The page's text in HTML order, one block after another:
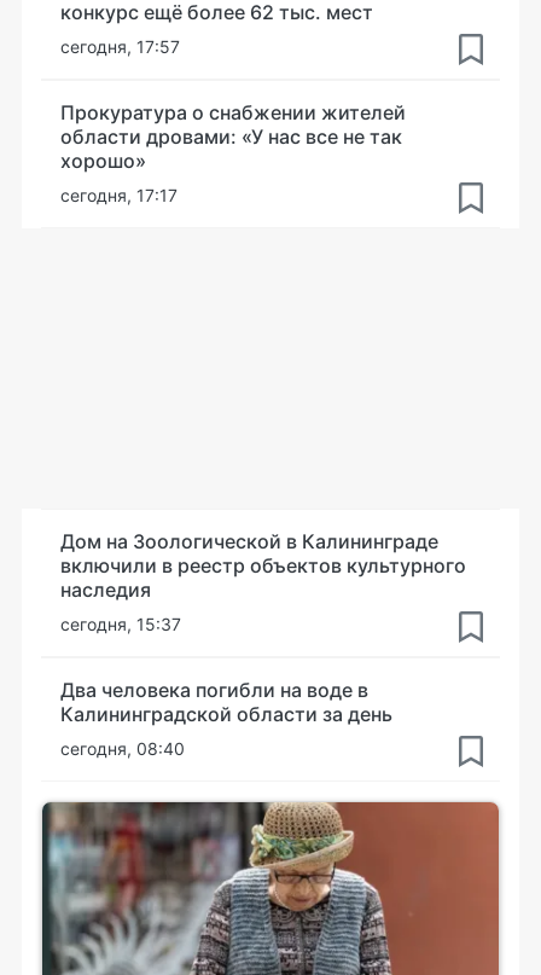
конкурс ещё более 62 тыс. мест
сегодня, 17:57
Прокуратура о снабжении жителей
области дровами: «У нас все не так
хорошо»
сегодня, 17:17
Дом на Зоологической в Калининграде
включили в реестр объектов культурного
наследия
сегодня, 15:37
Два человека погибли на воде в
Калининградской области за день
сегодня, 08:40